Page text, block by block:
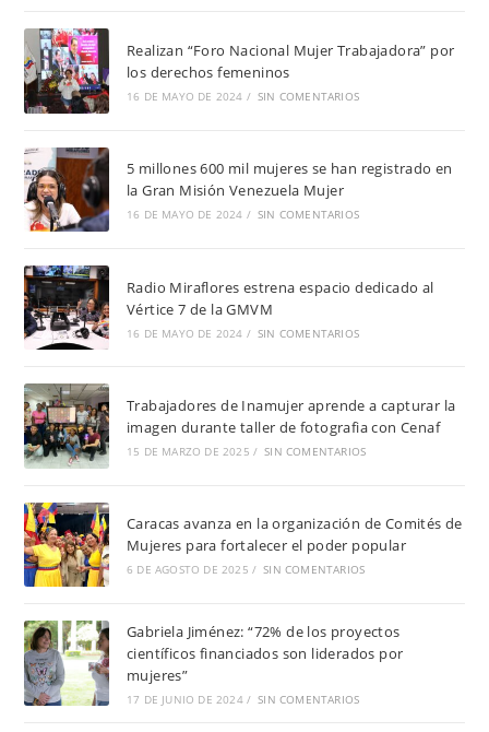
Realizan “Foro Nacional Mujer Trabajadora” por
los derechos femeninos
16 DE MAYO DE 2024 / SIN COMENTARIOS
5 millones 600 mil mujeres se han registrado en
la Gran Misión Venezuela Mujer
16 DE MAYO DE 2024 / SIN COMENTARIOS
Radio Miraflores estrena espacio dedicado al
Vértice 7 de la GMVM
16 DE MAYO DE 2024 / SIN COMENTARIOS
Trabajadores de Inamujer aprende a capturar la
imagen durante taller de fotografia con Cenaf
15 DE MARZO DE 2025 / SIN COMENTARIOS
Caracas avanza en la organización de Comités de
Mujeres para fortalecer el poder popular
6 DE AGOSTO DE 2025 / SIN COMENTARIOS
Gabriela Jiménez: “72% de los proyectos
científicos financiados son liderados por
mujeres”
17 DE JUNIO DE 2024 / SIN COMENTARIOS